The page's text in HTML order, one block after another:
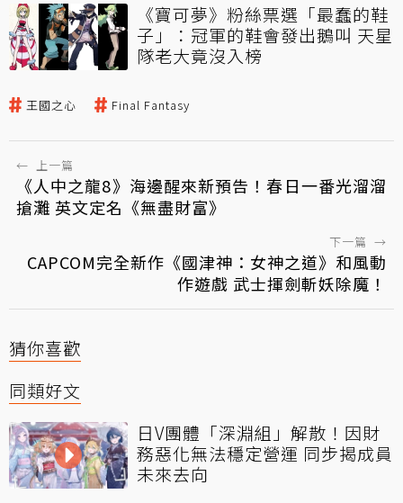
《寶可夢》粉絲票選「最蠢的鞋
子」：冠軍的鞋會發出鵝叫 天星
隊老大竟沒入榜
王國之心 Final Fantasy
← 上一篇
《人中之龍8》海邊醒來新預告！春日一番光溜溜
搶灘 英文定名《無盡財富》
下一篇 →
CAPCOM完全新作《國津神：女神之道》和風動
作遊戲 武士揮劍斬妖除魔！
猜你喜歡
同類好文
日V團體「深淵組」解散！因財
務惡化無法穩定營運 同步揭成員
未來去向